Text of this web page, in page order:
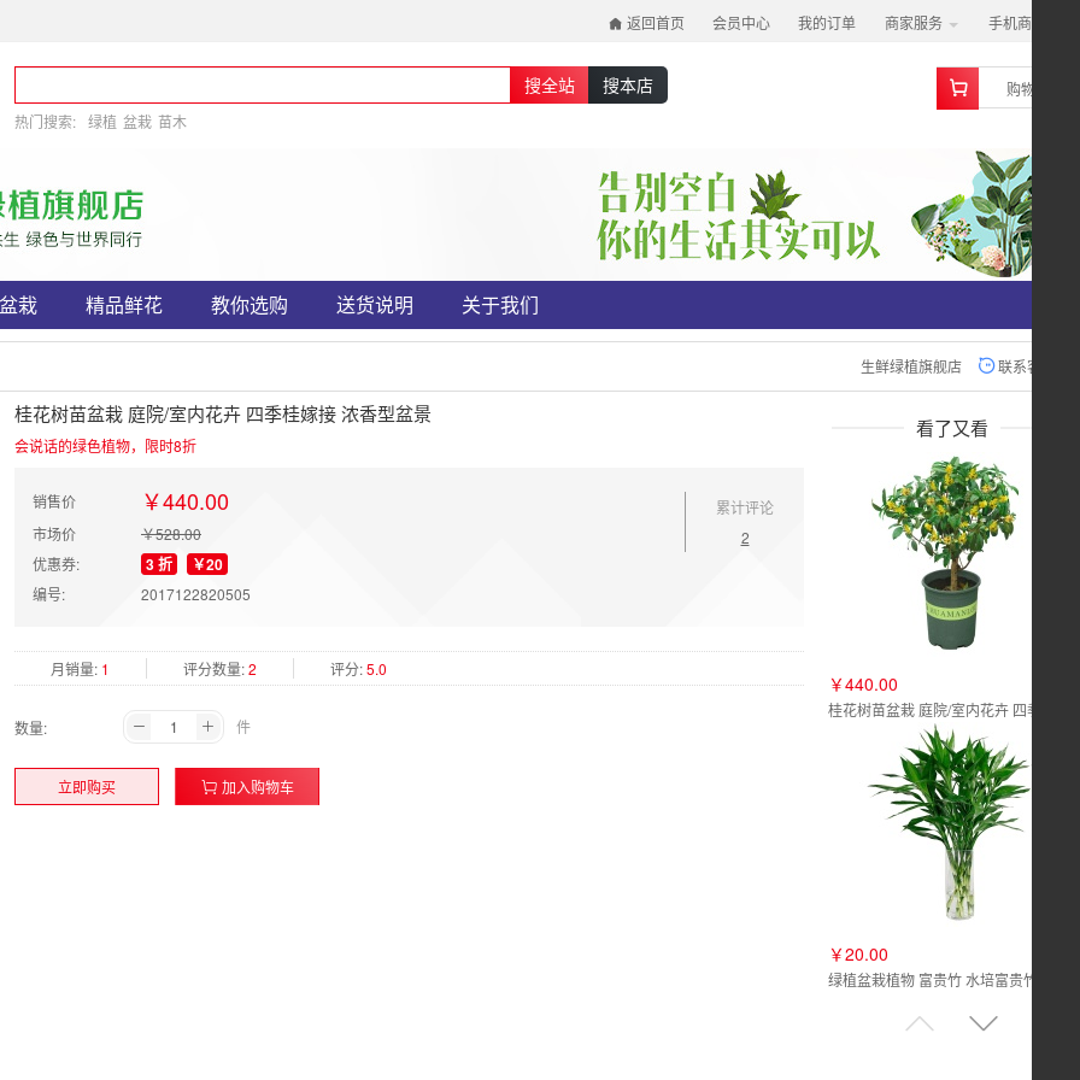
返回首页 会员中心 我的订单 商家服务 手机商城
搜全站 搜本店
热门搜索: 绿植 盆栽 苗木
购物车
栽 精品鲜花 教你选购 送货说明 关于我们
生鲜绿植旗舰店 联系客服
桂花树苗盆栽 庭院/室内花卉 四季桂嫁接 浓香型盆景
会说话的绿色植物，限时8折
销售价 ￥440.00
市场价
￥528.00
优惠券:
3 折 ￥20
编号: 2017122820505
累计评论
2
月销量: 1 评分数量:2 评分:5.0
数量: 件
立即购买 加入购物车
看了又看
￥440.00
￥20.00